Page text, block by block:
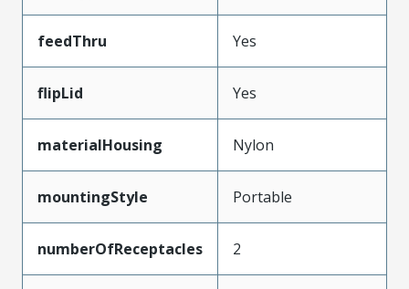
feedThru Yes
flipLid Yes
materialHousing Nylon
mountingStyle Portable
numberOfReceptacles 2